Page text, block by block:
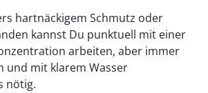
hartnäckigem Schmutz oder
kannst Du punktuell mit einer
arbeiten, aber immer
und mit klarem Wasser
nötig.